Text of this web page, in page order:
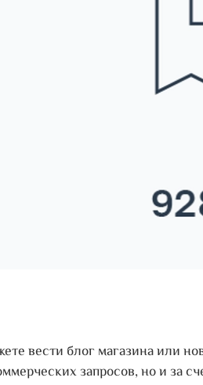
вести блог магазина или
запросов, но и за